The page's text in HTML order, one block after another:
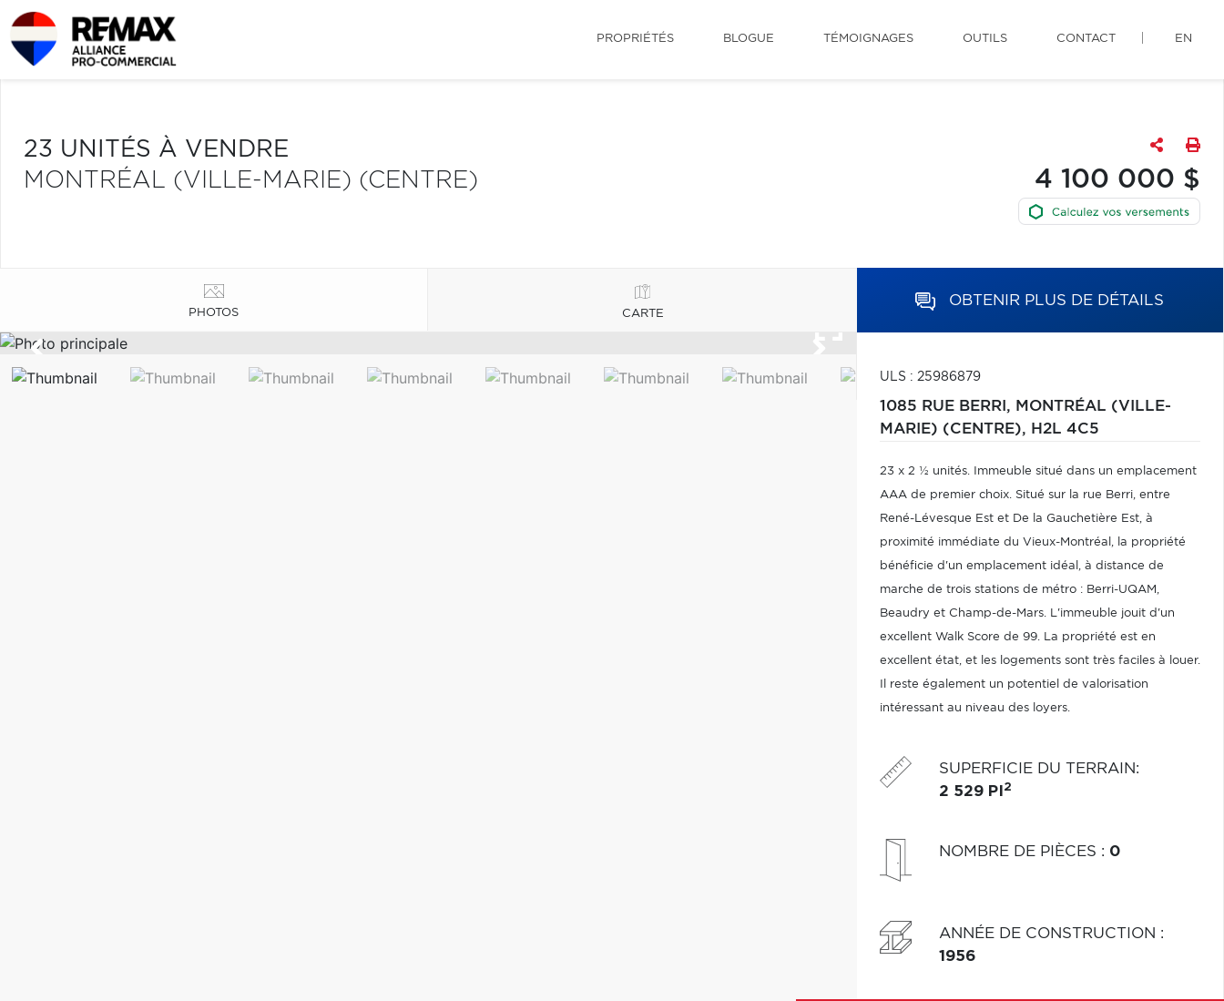
PROPRIÉTÉS BLOGUE TÉMOIGNAGES OUTILS CONTACT EN
23 UNITÉS À VENDRE
MONTRÉAL (VILLE-MARIE) (CENTRE)
4 100 000 $
PHOTOS CARTE
OBTENIR PLUS DE DÉTAILS
ULS : 25986879
1085 RUE BERRI, MONTRÉAL (VILLE-
MARIE) (CENTRE), H2L 4C5
23 x 2 ½ unités. Immeuble situé dans un emplacement
AAA de premier choix. Situé sur la rue Berri, entre
René-Lévesque Est et De la Gauchetière Est, à
proximité immédiate du Vieux-Montréal, la propriété
bénéficie d'un emplacement idéal, à distance de
marche de trois stations de métro : Berri-UQAM,
Beaudry et Champ-de-Mars. L'immeuble jouit d'un
excellent Walk Score de 99. La propriété est en
excellent état, et les logements sont très faciles à louer.
Il reste également un potentiel de valorisation
intéressant au niveau des loyers.
SUPERFICIE DU TERRAIN:
2 529 PI 2
NOMBRE DE PIÈCES : 0
ANNÉE DE CONSTRUCTION :
1956